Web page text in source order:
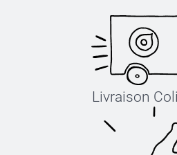
Livraison